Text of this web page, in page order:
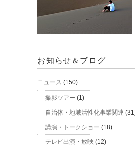
お知らせ＆ブログ
ニュース (150)
撮影ツアー (1)
自治体・地域活性化事業関連
講演・トークショー (18)
テレビ出演・放映 (12)